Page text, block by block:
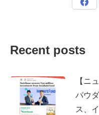
Recent posts
【ニ
パウ
ス、